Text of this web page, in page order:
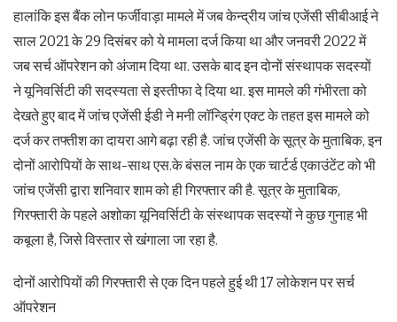
हालांकि इस बैंक लोन फर्जीवाड़ा मामले में जब केन्द्रीय जांच एजेंसी सीबीआई ने
साल 2021 के 29 दिसंबर को ये मामला दर्ज किया था और जनवरी 2022 में
जब सर्च ऑपरेशन को अंजाम दिया था. उसके बाद इन दोनों संस्थापक सदस्यों
ने यूनिवर्सिटी की सदस्यता से इस्तीफा दे दिया था. इस मामले की गंभीरता को
देखते हुए बाद में जांच एजेंसी ईडी ने मनी लॉन्ड्रिंग एक्ट के तहत इस मामले को
दर्ज कर तफ्तीश का दायरा आगे बढ़ा रही है. जांच एजेंसी के सूत्र के मुताबिक, इन
दोनों आरोपियों के साथ-साथ एस.के बंसल नाम के एक चार्टर्ड एकाउंटेंट को भी
जांच एजेंसी द्वारा शनिवार शाम को ही गिरफ्तार की है. सूत्र के मुताबिक,
गिरफ्तारी के पहले अशोका यूनिवर्सिटी के संस्थापक सदस्यों ने कुछ गुनाह भी
कबूला है, जिसे विस्तार से खंगाला जा रहा है.
दोनों आरोपियों की गिरफ्तारी से एक दिन पहले हुई थी 17 लोकेशन पर सर्च
ऑपरेशन